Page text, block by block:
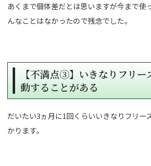
あくまで個体差だとは思いますが今まで使
んなことはなかったので残念でした。
【不満点③】いきなりフリー
動することがある
だいたい3ヵ月に1回くらいいきなりフリー
かります。